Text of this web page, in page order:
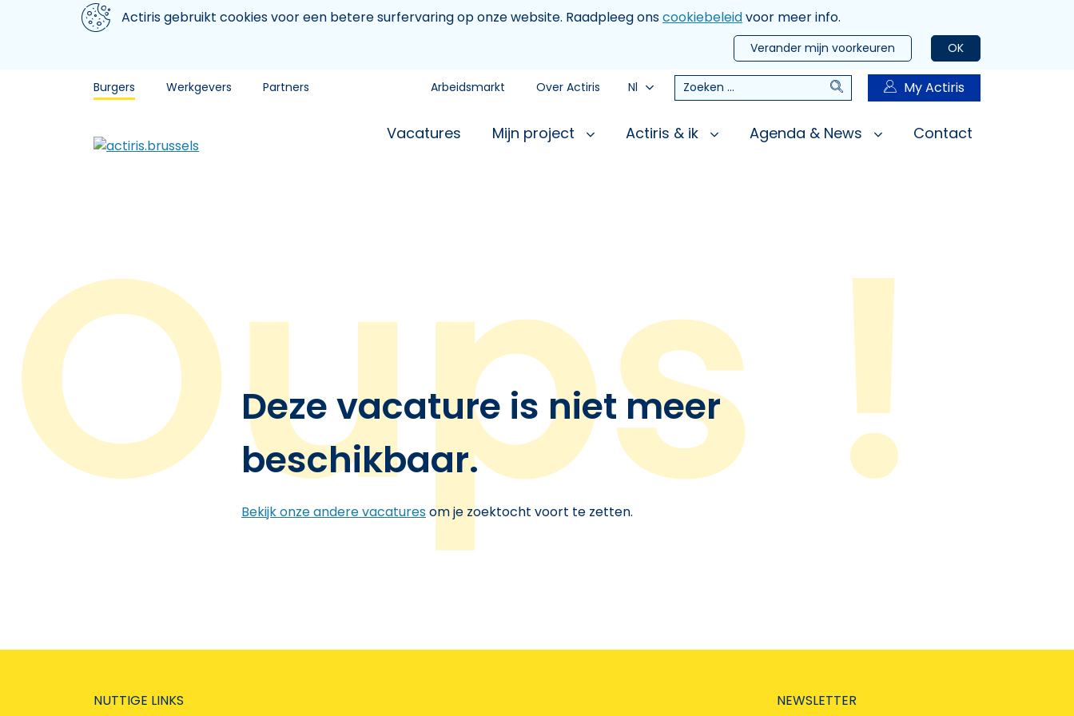
Aller au contenu principal
We gebruiken cookiesActiris gebruikt cookies voor een betere surfervaring op onze website. Raadpleeg onscookiebeleidvoor meer info.
OK
Verander mijn voorkeuren
Burgers Werkgevers Partners Arbeidsmarkt Over Actiris Nl Zoeken Zoeken My Actiris
Vacatures Mijn project Actiris & ik Agenda & News Contact
Deze vacature is niet meer
beschikbaar.
Bekijk onze andere vacaturesom je zoektocht voort te zetten.
NUTTIGE LINKS NEWSLETTER